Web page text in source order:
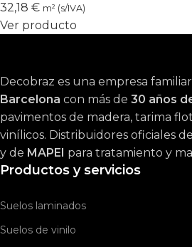
32,18 € m² (s/IVA)
Ver producto
Decobraz es una empresa
Barcelona con más de 30 años
pavimentos de madera, tarima
vinílicos. Distribuidores oficiales
y de MAPEI para tratamiento y
Productos y servicios
Suelos laminados
Suelos de vinilo